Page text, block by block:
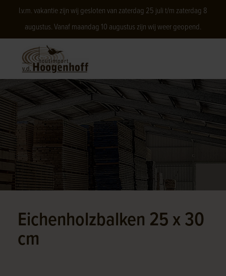
I.v.m. vakantie zijn wij gesloten van zaterdag 25 juli t/m zaterdag 8
augustus. Vanaf maandag 10 augustus zijn wij weer geopend.
Eichenholzbalken 25 x 30
cm